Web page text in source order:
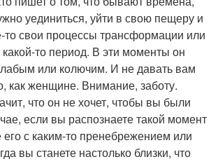
уединиться, уйти в свою пещеру и
то свои процессы трансформации или
то период. В эти моменты он
или колючим. И не давать вам
как женщине. Внимание, заботу.
что он не хочет, чтобы вы были
если вы распознаете такой момент
его с каким-то пренебрежением или
вы станете настолько близки, что